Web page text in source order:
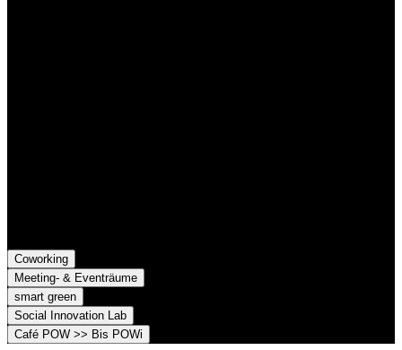
Coworking
Meeting- & Eventräume
smart green
Social Innovation Lab
Café POW >> Bis POWi